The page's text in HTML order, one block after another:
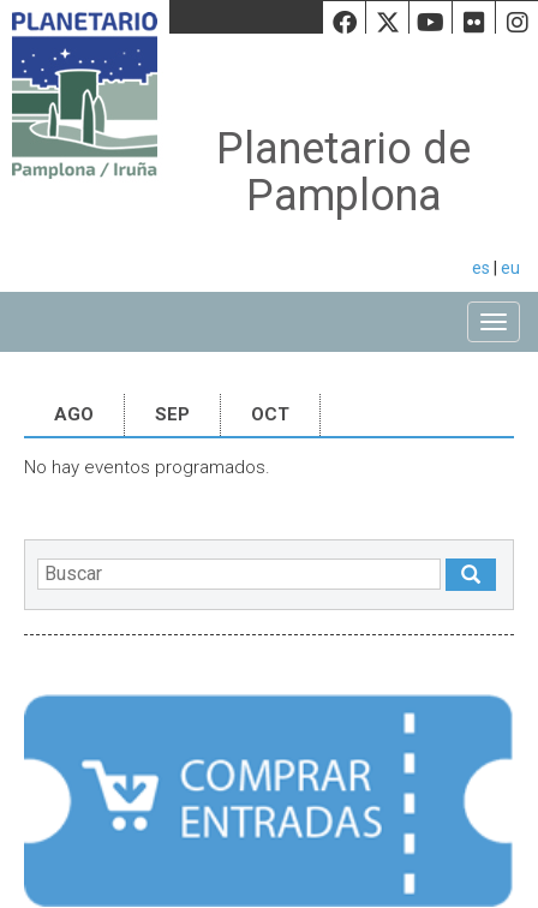
Facebook
Twiiter
Planetario de
Pamplona
es eu
AGO SEP OCT
No hay eventos programados.